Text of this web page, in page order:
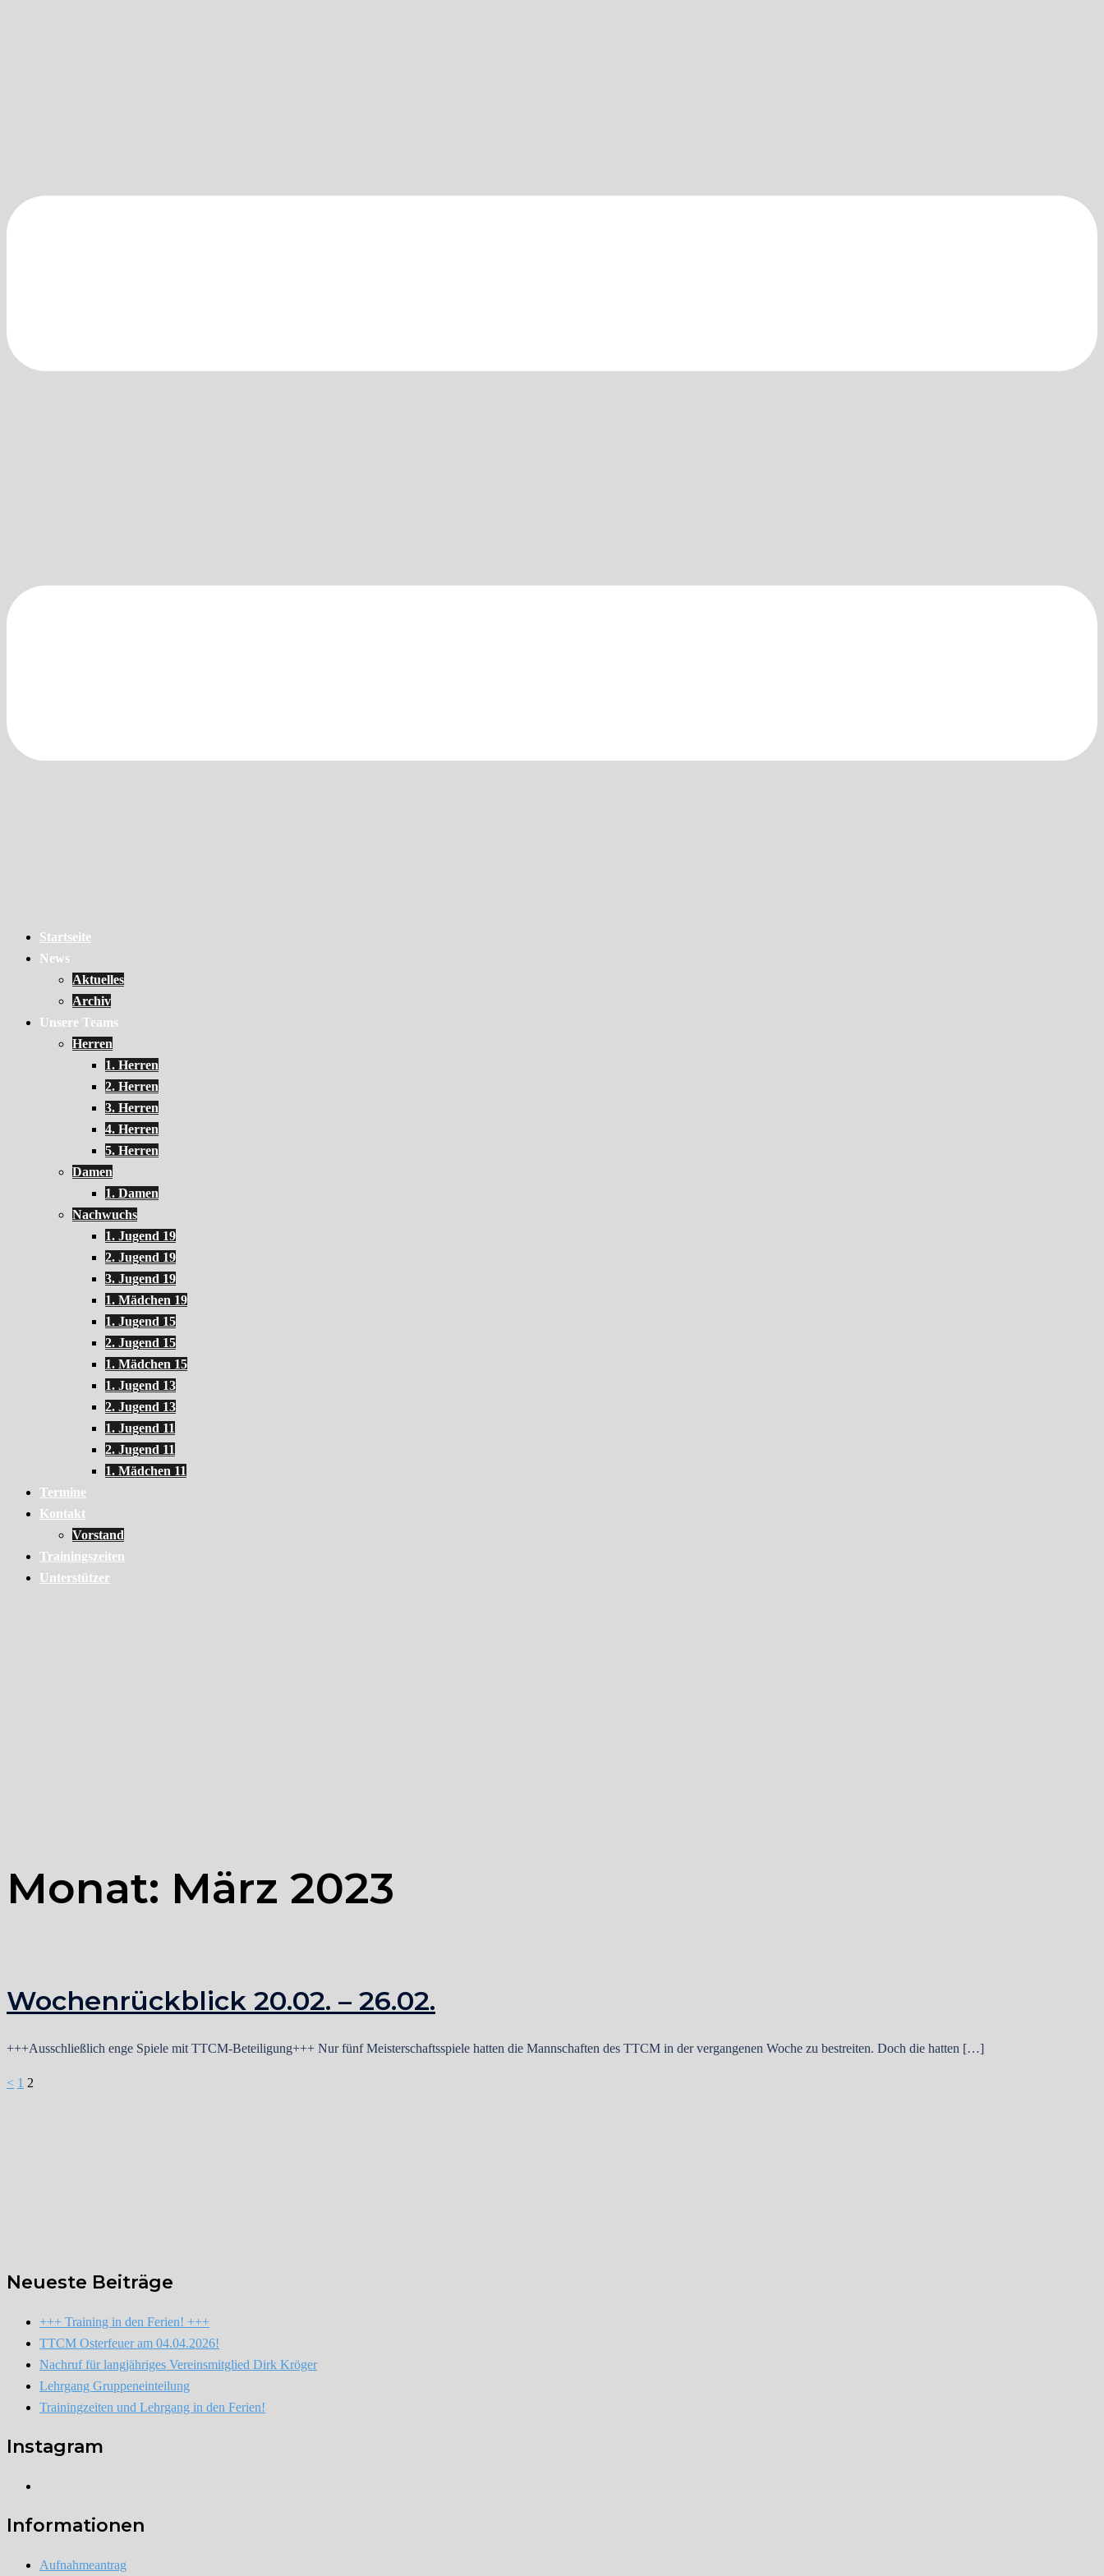
Startseite
News
Aktuelles
Archiv
Unsere Teams
Herren
1. Herren
2. Herren
3. Herren
4. Herren
5. Herren
Damen
1. Damen
Nachwuchs
1. Jugend 19
2. Jugend 19
3. Jugend 19
1. Mädchen 19
1. Jugend 15
2. Jugend 15
1. Mädchen 15
1. Jugend 13
2. Jugend 13
1. Jugend 11
2. Jugend 11
1. Mädchen 11
Termine
Kontakt
Vorstand
Trainingszeiten
Unterstützer
Monat: März 2023
Wochenrückblick 20.02. – 26.02.
+++Ausschließlich enge Spiele mit TTCM-Beteiligung+++ Nur fünf Meisterschaftsspiele hatten die Mannschaften des TTCM in der vergangenen Woche zu bestreiten. Doch die hatten […]
Seitennummerierung
< 1 2
Neueste Beiträge
+++ Training in den Ferien! +++
TTCM Osterfeuer am 04.04.2026!
Nachruf für langjähriges Vereinsmitglied Dirk Kröger
Lehrgang Gruppeneinteilung
Trainingzeiten und Lehrgang in den Ferien!
Instagram
Informationen
Aufnahmeantrag